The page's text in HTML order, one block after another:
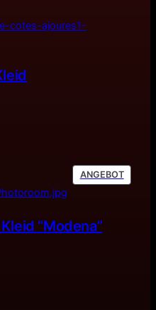
ANGEBOT
IM
“Modena”